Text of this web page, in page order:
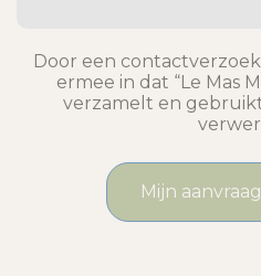
Door een
ermee in dat “Le Mas
verzamelt en